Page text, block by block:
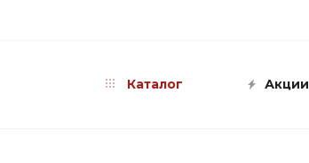
Каталог Акции